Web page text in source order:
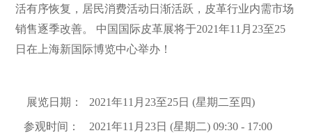
活有序恢复，居民消费活动日渐活跃，皮革行业内需市场
销售逐季改善。 中国国际皮革展将于2021年11月23至25
日在上海新国际博览中心举办！
展览日期： 2021年11月23至25日 (星期二至四)
参观时间：
2021年11月23日 (星期二) 09:30 - 17:00